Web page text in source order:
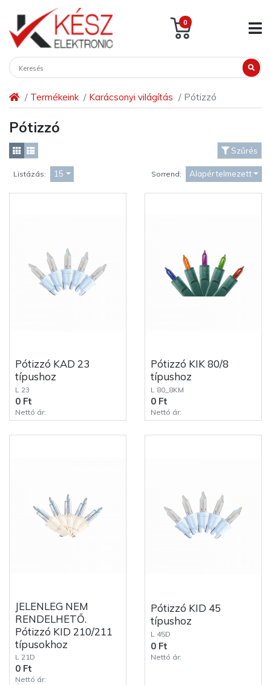
0
Termékeink Karácsonyi világítás Pótizzó
Pótizzó
Szűrés
Listázás: 15 Sorrend: Alapértelmezett
Pótizzó KAD 23
típushoz
L 23
0 Ft
Nettó ár:
Pótizzó KIK 80/8
típushoz
L 80_8KM
0 Ft
Nettó ár:
JELENLEG NEM
RENDELHETŐ.
Pótizzó KID 210/211
típusokhoz
L 21D
0 Ft
Nettó ár:
Pótizzó KID 45
típushoz
L 45D
0 Ft
Nettó ár: